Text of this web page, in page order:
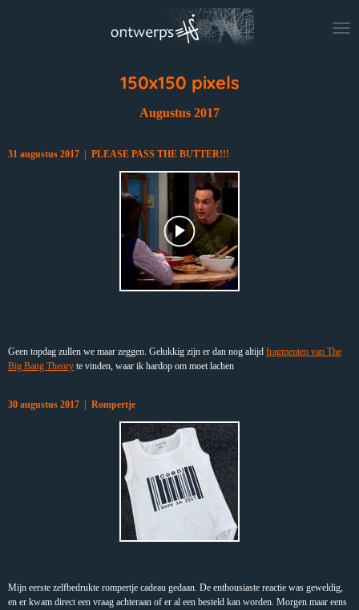
150x150 pixels
Augustus 2017
31 augustus 2017 | PLEASE PASS THE BUTTER!!!
Geen topdag zullen we maar zeggen. Gelukkig zijn er dan nog altijd fragmenten van The
Big Bang Theory te vinden, waar ik hardop om moet lachen
30 augustus 2017 | Rompertje
Mijn eerste zelfbedrukte rompertje cadeau gedaan. De enthousiaste reactie was geweldig,
en er kwam direct een vraag achteraan of er al een besteld kan worden. Morgen maar eens